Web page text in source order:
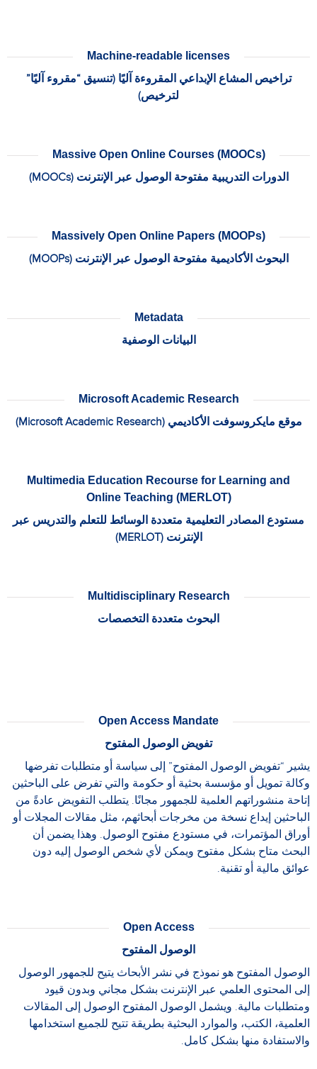
Machine-readable licenses
تراخيص المشاع الإبداعي المقروءة آليًا (تنسيق “مقروء آليًا”
لترخيص)
Massive Open Online Courses (MOOCs)
الدورات التدريبية مفتوحة الوصول عبر الإنترنت (MOOCs)
Massively Open Online Papers (MOOPs)
البحوث الأكاديمية مفتوحة الوصول عبر الإنترنت (MOOPs)
Metadata
البيانات الوصفية
Microsoft Academic Research
موقع مايكروسوفت الأكاديمي (Microsoft Academic Research)
Multimedia Education Recourse for Learning and
Online Teaching (MERLOT)
مستودع المصادر التعليمية متعددة الوسائط للتعلم والتدريس عبر
الإنترنت (MERLOT)
Multidisciplinary Research
البحوث متعددة التخصصات
Open Access Mandate
تفويض الوصول المفتوح
يشير “تفويض الوصول المفتوح” إلى سياسة أو متطلبات تفرضها
وكالة تمويل أو مؤسسة بحثية أو حكومة والتي تفرض على الباحثين
إتاحة منشوراتهم العلمية للجمهور مجانًا. يتطلب التفويض عادةً من
الباحثين إيداع نسخة من مخرجات أبحاثهم، مثل مقالات المجلات أو
أوراق المؤتمرات، في مستودع مفتوح الوصول. وهذا يضمن أن
البحث متاح بشكل مفتوح ويمكن لأي شخص الوصول إليه دون
عوائق مالية أو تقنية.
Open Access
الوصول المفتوح
الوصول المفتوح هو نموذج في نشر الأبحاث يتيح للجمهور الوصول
إلى المحتوى العلمي عبر الإنترنت بشكل مجاني وبدون قيود
ومتطلبات مالية. ويشمل الوصول المفتوح الوصول إلى المقالات
العلمية، الكتب، والموارد البحثية بطريقة تتيح للجميع استخدامها
والاستفادة منها بشكل كامل.